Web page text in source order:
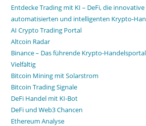
Entdecke Trading mit KI – DeFi, die
automatisierten und intelligenten Krypto-
AI Crypto Trading Portal
Altcoin Radar
Binance – Das führende Krypto-
Vielfältig
Bitcoin Mining mit Solarstrom
Bitcoin Trading Signale
DeFi Handel mit KI-Bot
DeFi und Web3 Chancen
Ethereum Analyse